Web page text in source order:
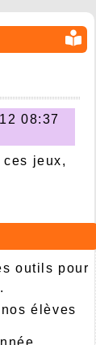
08:37
jeux,
outils pour
élèves